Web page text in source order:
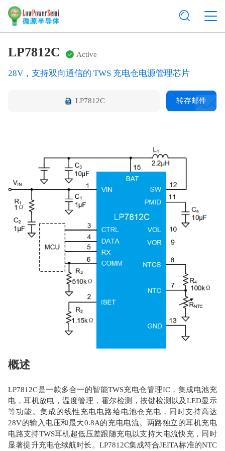
LP7812C Active
28V，支持双向通信的 TWS 充电仓电源管理芯片
LP7812C 转存邮件
概述
LP7812C是一款多合一的智能TWS充电仓管理IC，集成电池充
电，耳机放电，温度管理，霍尔检测，按键检测以及LED显示
等功能。集成的线性充电电路给电池仓充电，同时支持高达
28V的输入电压和最大0.8A的充电电流。两路独立的耳机充电
电路支持TWS耳机超低压差跟随充电以支持大电流快充，同时
显著提升充电仓续航时长。LP7812C集成符合JEITA标准的NTC